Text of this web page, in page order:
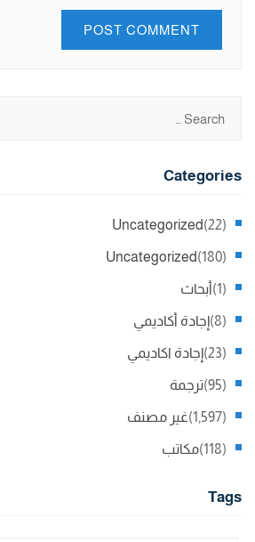
Categories
Uncategorized (22)
Uncategorized (180)
أبحاث (1)
إجادة أكاديمي (8)
إجادة اكاديمي (23)
ترجمة (95)
غير مصنف (1,597)
مكاتب (118)
Tags